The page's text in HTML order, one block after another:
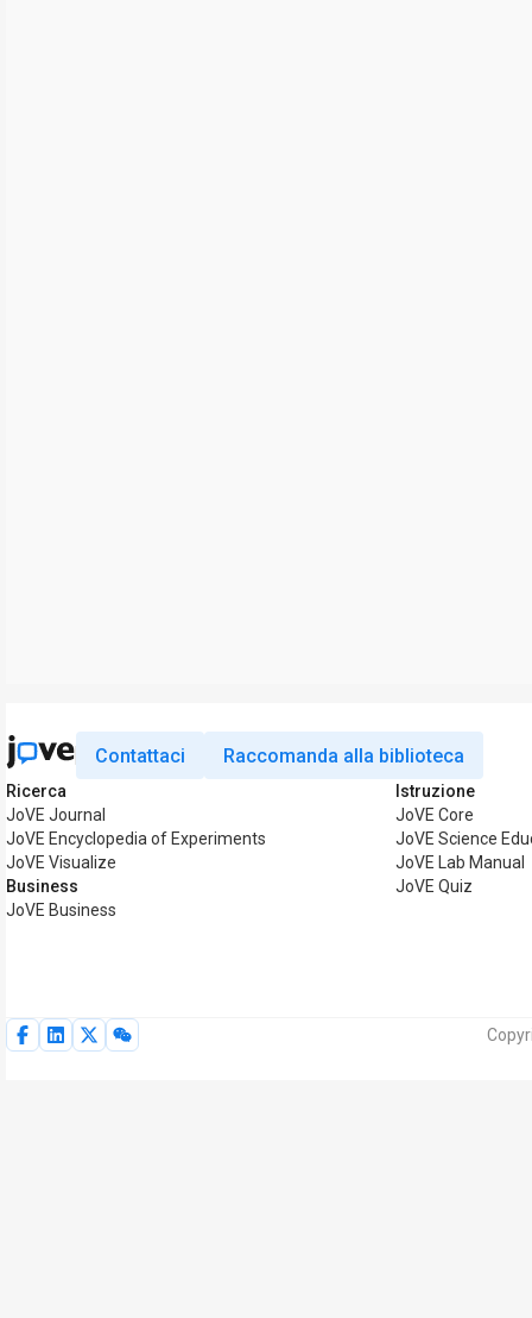
Contattaci Raccomanda alla biblioteca
Ricerca
JoVE Journal
JoVE Encyclopedia of Experiments
JoVE Visualize
Business
JoVE Business
Istruzione
JoVE Core
JoVE Science
JoVE Lab Manual
JoVE Quiz